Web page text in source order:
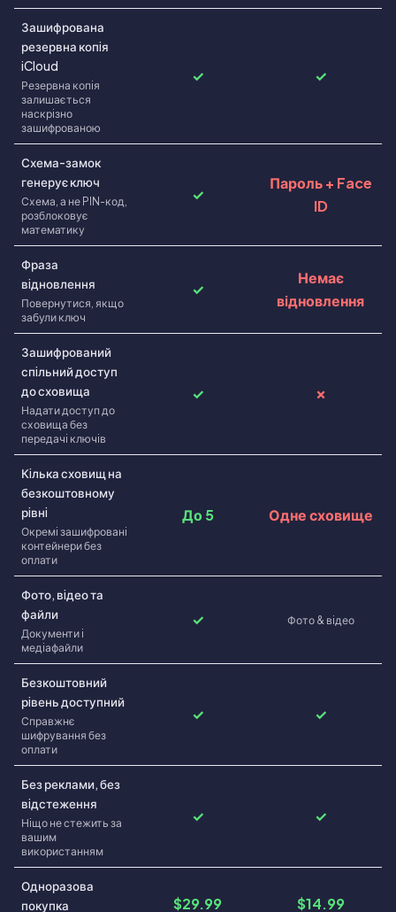
Зашифрована
резервна копiя
iCloud
Резервна копiя
залишається
наскрiзно
зашифрованою
✓ ✓
Схема-замок
генерує ключ
Схема, а не PIN-код,
розблоковує
математику
✓
Пароль + Face
ID
Фраза
вiдновлення
Повернутися, якщо
забули ключ
✓
Немає
вiдновлення
Зашифрований
спiльний доступ
до сховища
Надати доступ до
сховища без
передачi ключiв
✓ ✗
Кiлька сховищ на
безкоштовному
рiвнi
Окремi зашифрованi
контейнери без
оплати
До 5 Одне сховище
Фото, вiдео та
файли
Документи i
медiафайли
✓ Фото & вiдео
Безкоштовний
рiвень доступний
Справжнє
шифрування без
оплати
✓ ✓
Без реклами, без
вiдстеження
Нiщо не стежить за
вашим
використанням
✓ ✓
Одноразова
покупка
$29.99 $14.99